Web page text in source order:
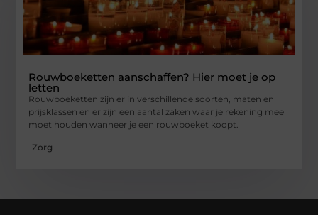
Rouwboeketten aanschaffen? Hier moet je op
letten
Rouwboeketten zijn er in verschillende soorten, maten en
prijsklassen en er zijn een aantal zaken waar je rekening mee
moet houden wanneer je een rouwboeket koopt.
Zorg